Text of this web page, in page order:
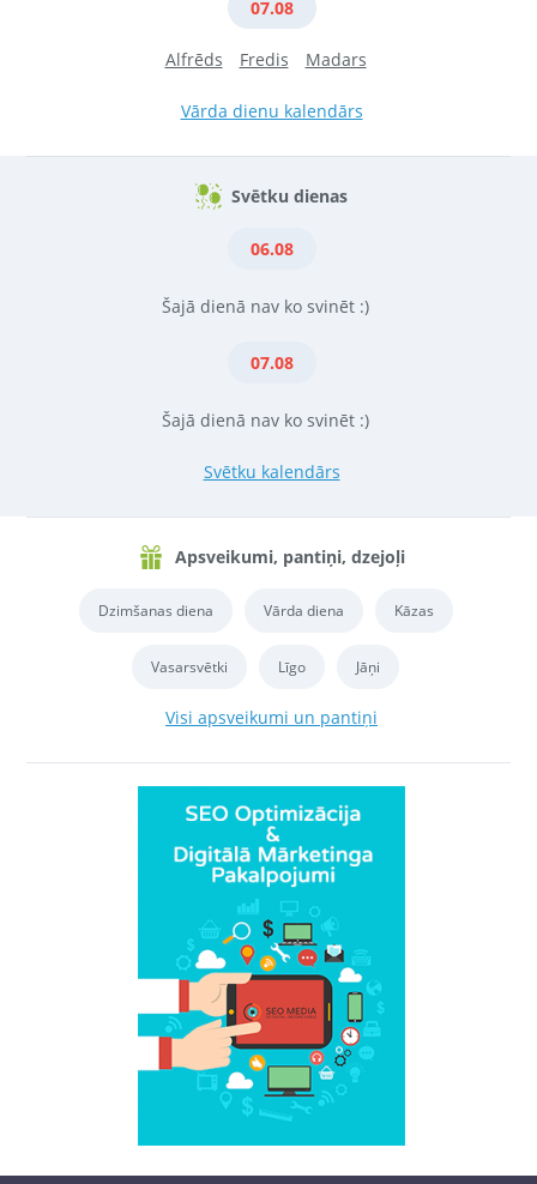
07.08
Alfrēds Fredis Madars
Vārda dienu kalendārs
Svētku dienas
06.08
Šajā dienā nav ko svinēt :)
07.08
Šajā dienā nav ko svinēt :)
Svētku kalendārs
Apsveikumi, pantiņi, dzejoļi
Dzimšanas diena Vārda diena Kāzas
Vasarsvētki Līgo Jāņi
Visi apsveikumi un pantiņi